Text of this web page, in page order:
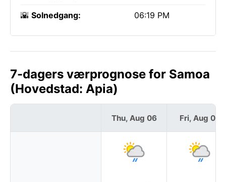
🌇 Solnedgang: 06:19 PM
7-dagers værprognose for Samoa
(Hovedstad: Apia)
Thu, Aug 06 Fri, Aug 07